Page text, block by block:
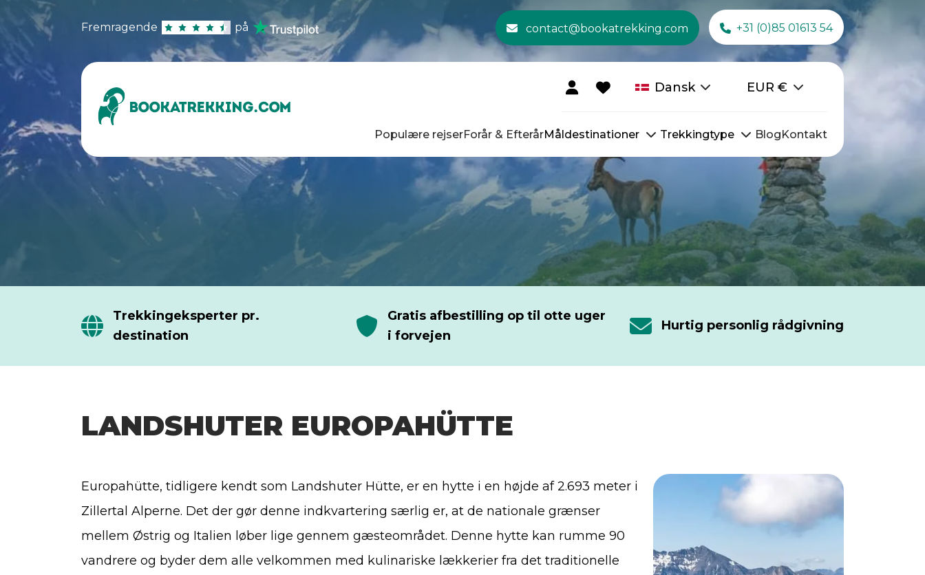
Fremragende på contact@bookatrekking.com +31 (0)85 01613 54
Dansk EUR €
Populære rejserForår & EfterårMåldestinationer Trekkingtype BlogKontakt
Trekkingeksperter pr.
destination
Gratis afbestilling op til otte uger
i forvejen
Hurtig personlig rådgivning
LANDSHUTER EUROPAHÜTTE
Europahütte, tidligere kendt som Landshuter Hütte, er en hytte i en højde af 2.693 meter i
Zillertal Alperne. Det der gør denne indkvartering særlig er, at de nationale grænser
mellem Østrig og Italien løber lige gennem gæsteområdet. Denne hytte kan rumme 90
vandrere og byder dem alle velkommen med kulinariske lækkerier fra det traditionelle